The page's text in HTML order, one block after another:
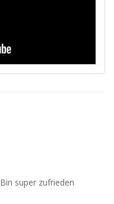
super zufrieden